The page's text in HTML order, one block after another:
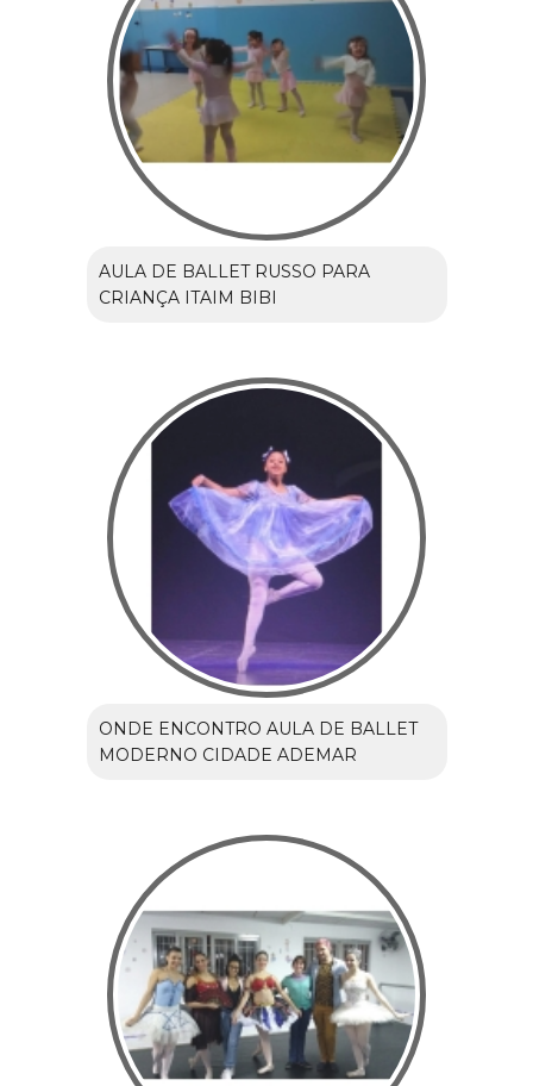
AULA DE BALLET RUSSO PARA
CRIANÇA ITAIM BIBI
ONDE ENCONTRO AULA DE BALLET
MODERNO CIDADE ADEMAR